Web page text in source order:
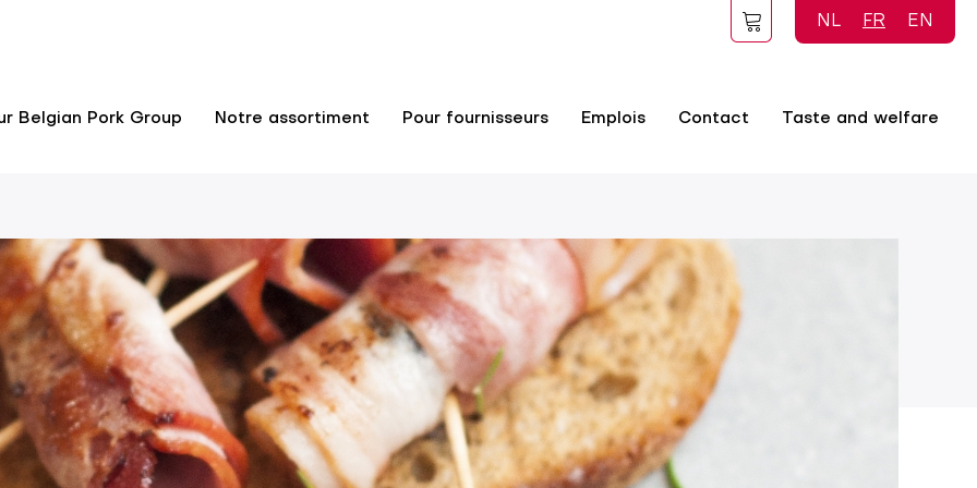
NL FR EN
Belgian Pork Group Notre assortiment Pour fournisseurs Emplois Contact Taste and welfare